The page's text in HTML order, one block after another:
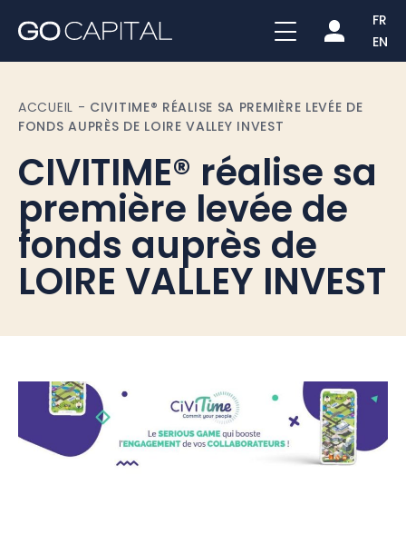
FR
EN
ACCUEIL - CIVITIME® RÉALISE SA PREMIÈRE LEVÉE DE
FONDS AUPRÈS DE LOIRE VALLEY INVEST
CIVITIME® réalise sa
première levée de
fonds auprès de
LOIRE VALLEY INVEST